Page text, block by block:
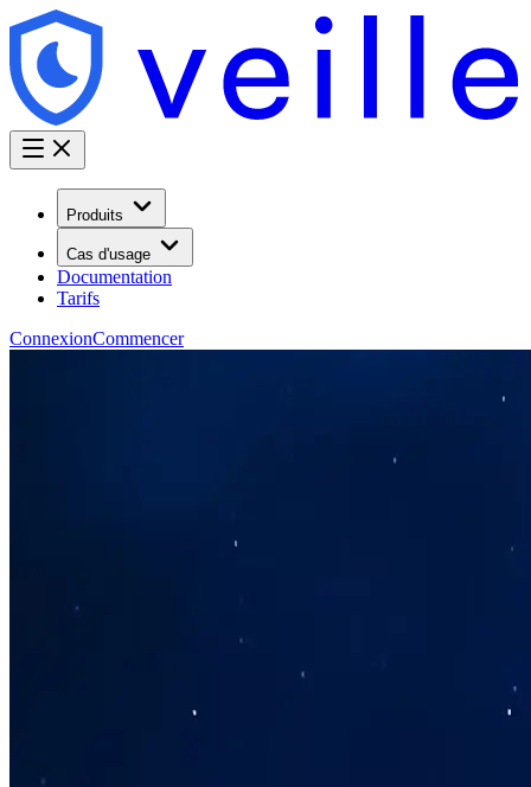
Produits
Cas d'usage
Documentation
Tarifs
ConnexionCommencer